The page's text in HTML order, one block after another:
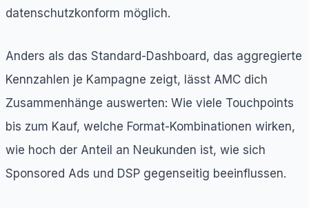
datenschutzkonform möglich.
Anders als das Standard-Dashboard, das aggregierte
Kennzahlen je Kampagne zeigt, lässt AMC dich
Zusammenhänge auswerten: Wie viele Touchpoints
bis zum Kauf, welche Format-Kombinationen wirken,
wie hoch der Anteil an Neukunden ist, wie sich
Sponsored Ads und DSP gegenseitig beeinflussen.